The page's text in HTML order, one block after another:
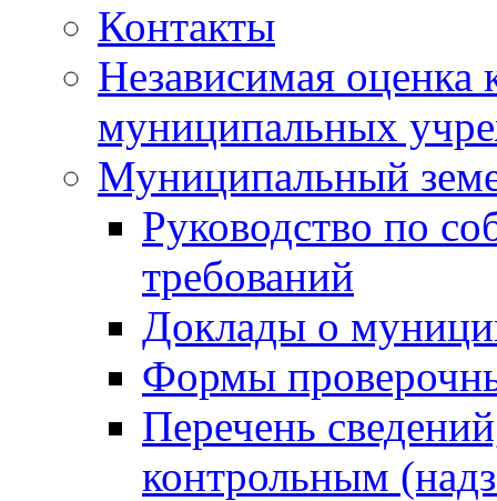
Контакты
Независимая оценка
муниципальных
Муниципальный
Руководство по
требований
Доклады о
Формы
Перечень
контрольным